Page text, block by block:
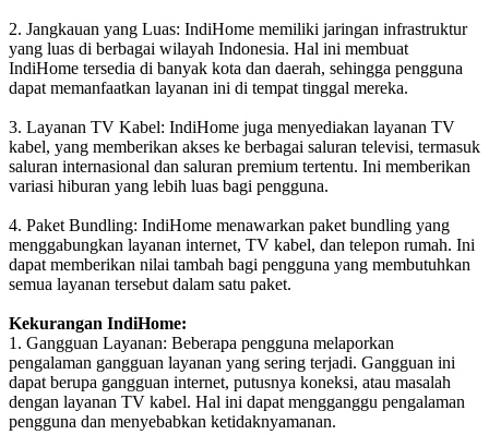
2. Jangkauan yang Luas: IndiHome memiliki jaringan infrastruktur
yang luas di berbagai wilayah Indonesia. Hal ini membuat
IndiHome tersedia di banyak kota dan daerah, sehingga pengguna
dapat memanfaatkan layanan ini di tempat tinggal mereka.
3. Layanan TV Kabel: IndiHome juga menyediakan layanan TV
kabel, yang memberikan akses ke berbagai saluran televisi, termasuk
saluran internasional dan saluran premium tertentu. Ini memberikan
variasi hiburan yang lebih luas bagi pengguna.
4. Paket Bundling: IndiHome menawarkan paket bundling yang
menggabungkan layanan internet, TV kabel, dan telepon rumah. Ini
dapat memberikan nilai tambah bagi pengguna yang membutuhkan
semua layanan tersebut dalam satu paket.
Kekurangan IndiHome:
1. Gangguan Layanan: Beberapa pengguna melaporkan
pengalaman gangguan layanan yang sering terjadi. Gangguan ini
dapat berupa gangguan internet, putusnya koneksi, atau masalah
dengan layanan TV kabel. Hal ini dapat mengganggu pengalaman
pengguna dan menyebabkan ketidaknyamanan.